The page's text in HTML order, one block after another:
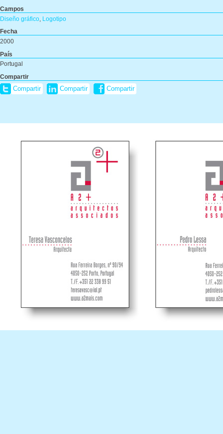
Campos
Diseño gráfico Logotipo
Fecha
2000
País
Portugal
Compartir
Compartir Compartir Compartir